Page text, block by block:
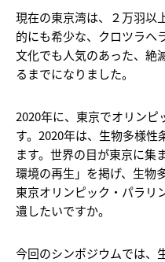
現在の東京湾は、２万羽以
的にも希少な、クロツラヘ
文化でも人気のあった、絶
るまでになりました。
2020年に、東京でオリンピ
す。2020年は、生物多様性
ます。世界の目が東京に集
環境の再生」を掲げ、生物
東京オリンピック・パラリ
遺したいですか。
今回のシンポジウムでは、